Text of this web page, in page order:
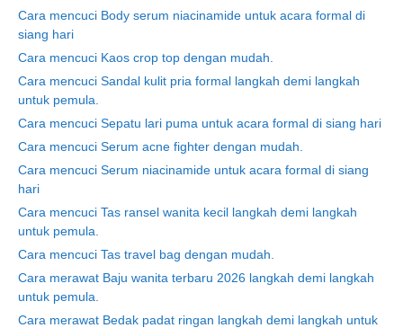
Cara mencuci Body serum niacinamide untuk acara formal di
siang hari
Cara mencuci Kaos crop top dengan mudah.
Cara mencuci Sandal kulit pria formal langkah demi langkah
untuk pemula.
Cara mencuci Sepatu lari puma untuk acara formal di siang hari
Cara mencuci Serum acne fighter dengan mudah.
Cara mencuci Serum niacinamide untuk acara formal di siang
hari
Cara mencuci Tas ransel wanita kecil langkah demi langkah
untuk pemula.
Cara mencuci Tas travel bag dengan mudah.
Cara merawat Baju wanita terbaru 2026 langkah demi langkah
untuk pemula.
Cara merawat Bedak padat ringan langkah demi langkah untuk